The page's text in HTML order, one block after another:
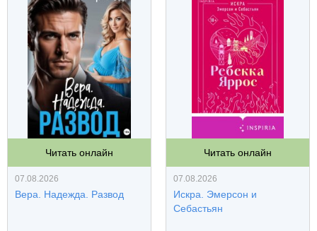
Читать онлайн
07.08.2026
Вера. Надежда. Развод
Читать онлайн
07.08.2026
Искра. Эмерсон и
Себастьян